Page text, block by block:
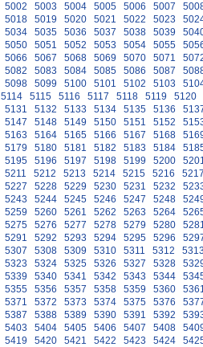
5002 5003 5004 5005 5006 5007
5018 5019 5020 5021 5022 5023
5034 5035 5036 5037 5038 5039
5050 5051 5052 5053 5054 5055
5066 5067 5068 5069 5070 5071
5082 5083 5084 5085 5086 5087
5098 5099 5100 5101 5102 5103
5114 5115 5116 5117 5118 5119
5120
5131 5132 5133 5134 5135 5136
5147 5148 5149 5150 5151 5152
5163 5164 5165 5166 5167 5168
5179 5180 5181 5182 5183 5184
5195 5196 5197 5198 5199 5200
5211 5212 5213 5214 5215 5216
5227 5228 5229 5230 5231 5232
5243 5244 5245 5246 5247 5248
5259 5260 5261 5262 5263 5264
5275 5276 5277 5278 5279 5280
5291 5292 5293 5294 5295 5296
5307 5308 5309 5310 5311 5312
5323 5324 5325 5326 5327 5328
5339 5340 5341 5342 5343 5344
5355 5356 5357 5358 5359 5360
5371 5372 5373 5374 5375 5376
5387 5388 5389 5390 5391 5392
5403 5404 5405 5406 5407 5408
5419 5420 5421 5422 5423 5424